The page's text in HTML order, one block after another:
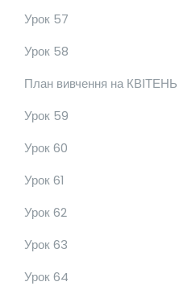
Урок 57
Урок 58
План вивчення на КВІТЕНЬ
Урок 59
Урок 60
Урок 61
Урок 62
Урок 63
Урок 64